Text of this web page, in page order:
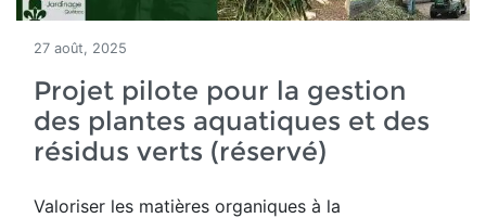
27 août, 2025
Projet pilote pour la gestion
des plantes aquatiques et des
résidus verts (réservé)
Valoriser les matières organiques à la